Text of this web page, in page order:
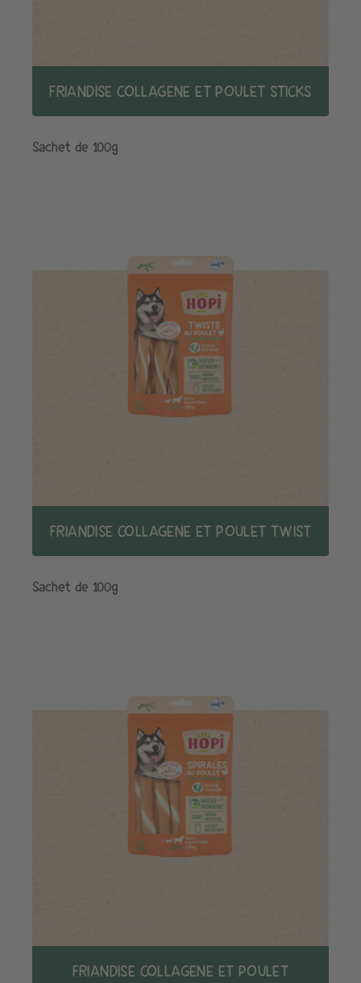
FRIANDISE COLLAGENE ET POULET STICKS
Sachet de 100g
FRIANDISE COLLAGENE ET POULET TWIST
Sachet de 100g
FRIANDISE COLLAGENE ET POULET